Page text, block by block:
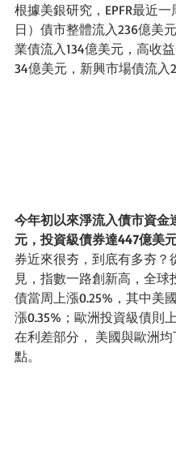
根據美銀研究，EPFR最近一
日）債市整體流入236億美
業債流入134億美元，高收
34億美元，新興市場債流入
今年初以來淨流入債市資金
元，投資級債券達447億美
券近來很夯，到底有多夯？
見，指數一路創新高，全球
債當周上漲0.25%，其中美
漲0.35%；歐洲投資級債則上
在利差部分， 美國與歐洲均
點。